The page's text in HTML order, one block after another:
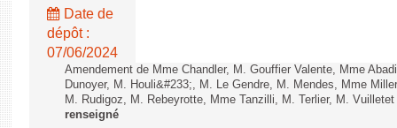
Date de
dépôt :
07/06/2024
Amendement de Mme Chandler, M. Gouffier Valente, Mme
Dunoyer, M. Houli&#233;, M. Le Gendre, M. Mendes, Mme
M. Rudigoz, M. Rebeyrotte, Mme Tanzilli, M. Terlier, M.
renseigné